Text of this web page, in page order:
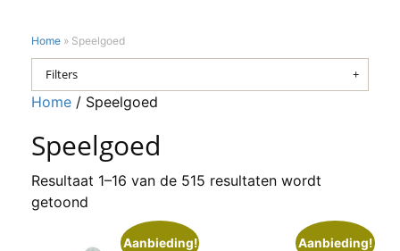
Home » Speelgoed
Home / Speelgoed
Speelgoed
Resultaat 1–16 van de 515 resultaten wordt
getoond
Aanbieding! Aanbieding!
Filters